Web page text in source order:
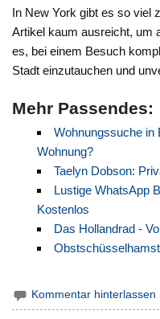
In New York gibt es so viel
Artikel kaum ausreicht, um
es, bei einem Besuch
Stadt einzutauchen und
Mehr Passendes:
Wohnungssuche in
Wohnung?
Taelyn Dobson:
Lustige WhatsApp
Kostenlos
Das Hollandrad -
Kommentar hinterlassen